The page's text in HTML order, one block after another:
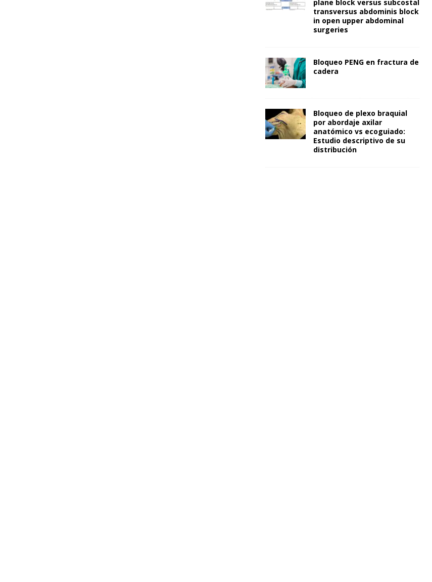
plane block versus subcostal
transversus abdominis block
in open upper abdominal
surgeries
Bloqueo PENG en fractura de
cadera
Bloqueo de plexo braquial
por abordaje axilar
anatómico vs ecoguiado:
Estudio descriptivo de su
distribución